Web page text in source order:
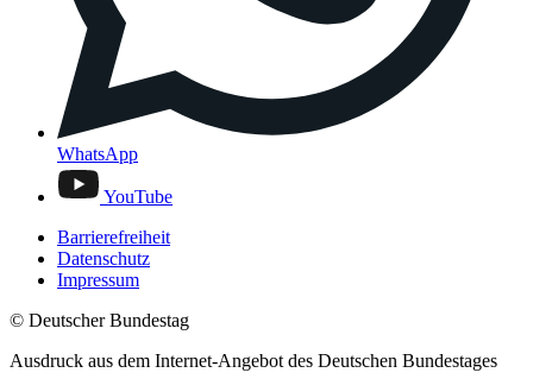
WhatsApp
YouTube
Barrierefreiheit
Datenschutz
Impressum
© Deutscher Bundestag
Ausdruck aus dem Internet-Angebot des Deutschen Bundestages